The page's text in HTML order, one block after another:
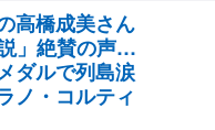
ざいます！」 自分らしく最後
次の目標を見据えていました
また帰ってこられるように、も
あると思うので、しっかり頑張
りたい。」
ルアクセル〟。 同じ舞台で成
ンピックに出て金メダルを取る
ひとつひとつ大事な試合を積み
張りたい。」 あれから4年－ ■
リンピック出場の夢は叶えま
び大技成功に挑みます。 ■中井
びっくりするくらいの出来で
くらいの気持ちで良い出来だっ
を最後の最後まで楽しむくらい
負のフリーは、20日(金)午前3
クセル』を成功すると、その後
ップに立ち、20日(金)午前3時
井亜美 78.71 2位 坂本花織
自分でもビックリするくらい
フリーに挑みたい。」
高橋成美さん
」絶賛の声…
ダルで列島涙
ノ・コルティ